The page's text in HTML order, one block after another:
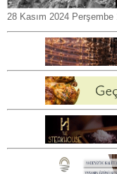
28 Kasım 2024 Perşembe